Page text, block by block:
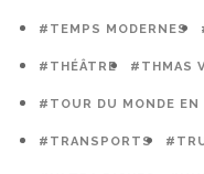
#TEMPS MODERNES
#THÉÂTRE #THMAS
#TOUR DU MONDE EN
#TRANSPORTS